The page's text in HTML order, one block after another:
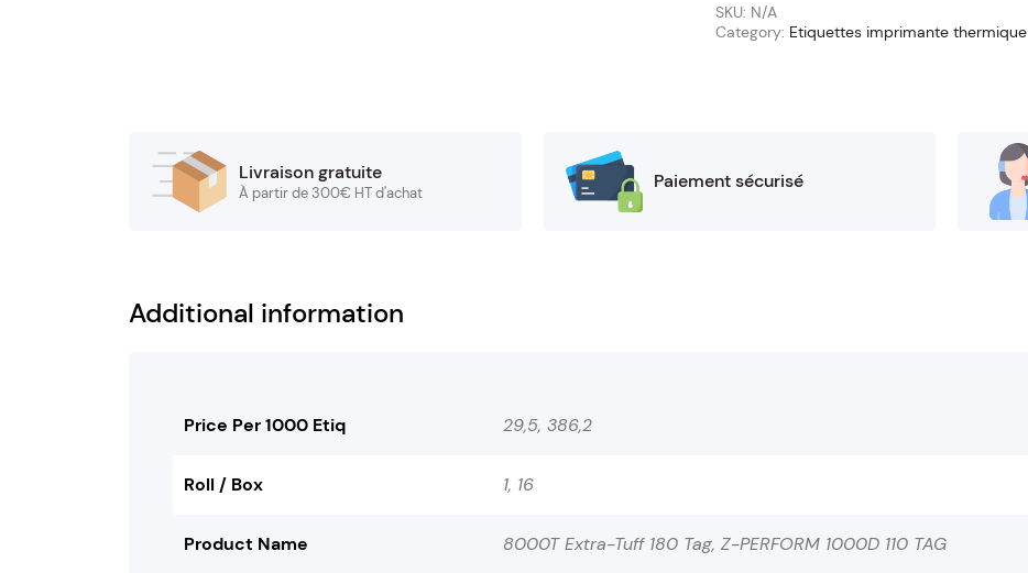
SKU: N/A
Category: Etiquettes imprimante thermique
Livraison gratuite
À partir de 300€ HT d'achat Paiement sécurisé
Additional information
Price Per 1000 Etiq 29,5, 386,2
Roll / Box 1, 16
Product Name 8000T Extra-Tuff 180 Tag, Z-PERFORM 1000D 110 TAG